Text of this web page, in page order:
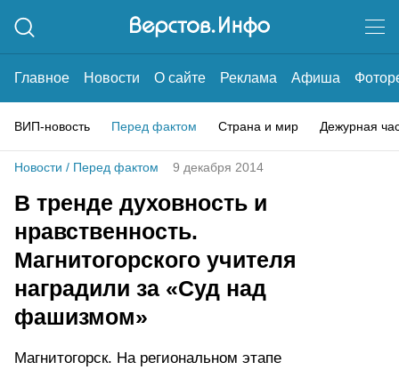
Главное Новости О сайте Реклама Афиша
ВИП-новость Перед фактом Страна и мир Дежурная
Новости / Перед фактом 9 декабря 2014
В тренде духовность и
нравственность.
Магнитогорского учителя
наградили за «Суд над
фашизмом»
Магнитогорск. На региональном этапе